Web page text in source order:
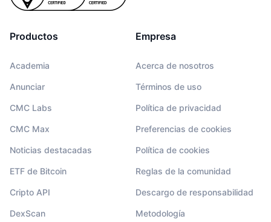
Productos
Academia
Anunciar
CMC Labs
CMC Max
Noticias destacadas
ETF de Bitcoin
Cripto API
DexScan
Empresa
Acerca de nosotros
Términos de uso
Política de privacidad
Preferencias de cookies
Política de cookies
Reglas de la comunidad
Descargo de responsabilidad
Metodología